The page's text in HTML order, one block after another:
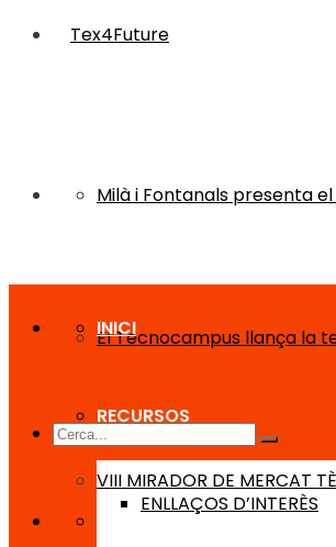
Milà i Fontanals presenta
El Tecnocampus llança la
VIII MIRADOR DE MERCAT
INICI
RECURSOS
ENLLAÇOS D’INTERÈS